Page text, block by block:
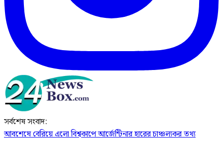
সর্বশেষ সংবাদ:
আবশেষে বেরিয়ে এলো বিশ্বকাপে আর্জেন্টিনার হারের চাঞ্চল্যকর তথ্য